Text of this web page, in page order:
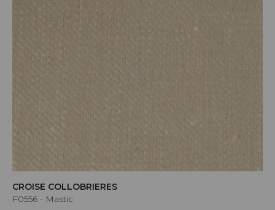
CROISE COLLOBRIERES
F0556 - Mastic